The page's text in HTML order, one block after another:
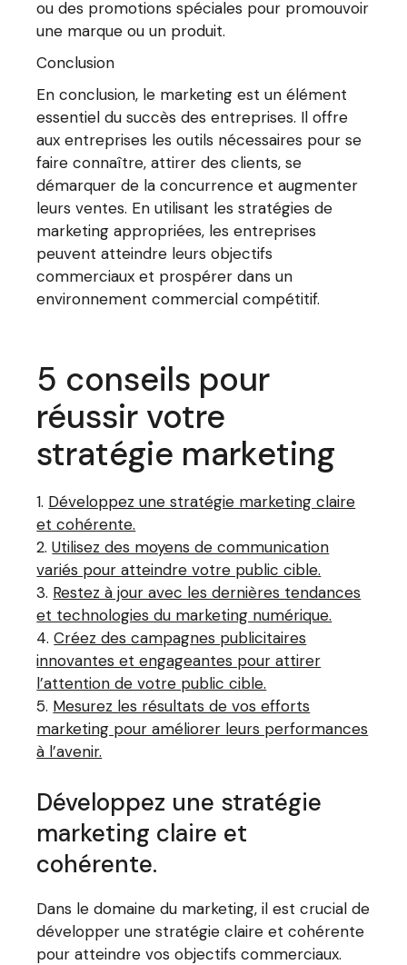
ou des promotions spéciales pour promouvoir
une marque ou un produit.
Conclusion
En conclusion, le marketing est un élément
essentiel du succès des entreprises. Il offre
aux entreprises les outils nécessaires pour se
faire connaître, attirer des clients, se
démarquer de la concurrence et augmenter
leurs ventes. En utilisant les stratégies de
marketing appropriées, les entreprises
peuvent atteindre leurs objectifs
commerciaux et prospérer dans un
environnement commercial compétitif.
5 conseils pour
réussir votre
stratégie marketing
Développez une stratégie marketing claire
et cohérente.
Utilisez des moyens de communication
variés pour atteindre votre public cible.
Restez à jour avec les dernières tendances
et technologies du marketing numérique.
Créez des campagnes publicitaires
innovantes et engageantes pour attirer
l’attention de votre public cible.
Mesurez les résultats de vos efforts
marketing pour améliorer leurs performances
à l’avenir.
Développez une stratégie
marketing claire et
cohérente.
Dans le domaine du marketing, il est crucial de
développer une stratégie claire et cohérente
pour atteindre vos objectifs commerciaux.